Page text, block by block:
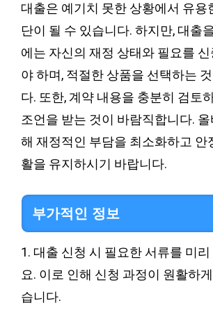
대출은 예기치 못한 상황에서 유용
단이 될 수 있습니다. 하지만, 대출
에는 자신의 재정 상태와 필요를
야 하며, 적절한 상품을 선택하는
다. 또한, 계약 내용을 충분히 검토
조언을 받는 것이 바람직합니다.
해 재정적인 부담을 최소화하고 안
활을 유지하시기 바랍니다.
부가적인 정보
1. 대출 신청 시 필요한 서류를 미
요. 이로 인해 신청 과정이 원활하
습니다.